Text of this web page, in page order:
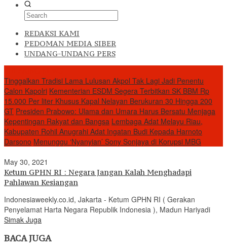
REDAKSI KAMI
PEDOMAN MEDIA SIBER
UNDANG-UNDANG PERS
Tinggalkan Tradisi Lama Lulusan Akpol Tak Lagi Jadi Penentu
Calon Kapolri Kementerian ESDM Segera Terbitkan SK BBM Rp
15.000 Per liter Khusus Kapal Nelayan Berukuran 30 Hingga 200
GT Presiden Prabowo: Ulama dan Umara Harus Bersatu Menjaga
Kepentingan Rakyat dan Bangsa Lembaga Adat Melayu Riau,
Kabupaten Rohil Anugrahi Adat Ingatan Budi Kepada Harnoto
Darsono Menunggu ‘Nyanyian’ Sony Sonjaya di Korupsi MBG
May 30, 2021
Ketum GPHN RI : Negara Jangan Kalah Menghadapi
Pahlawan Kesiangan
Indonesiaweekly.co.id, Jakarta - Ketum GPHN RI ( Gerakan
Penyelamat Harta Negara Republik Indonesia ), Madun Hariyadi
Simak Juga
BACA JUGA